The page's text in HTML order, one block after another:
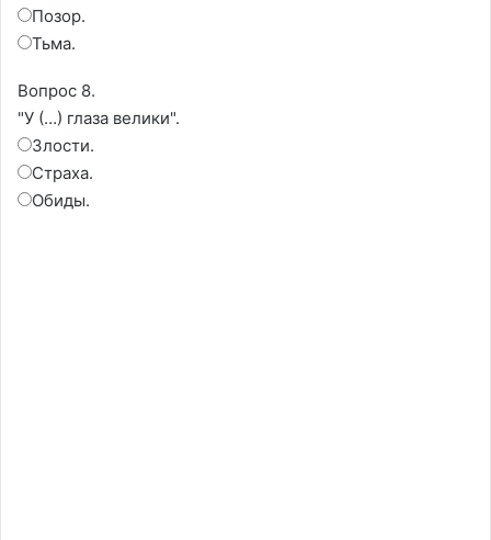
Позор.
Тьма.
Вопрос 8.
"У (…) глаза велики".
Злости.
Страха.
Обиды.